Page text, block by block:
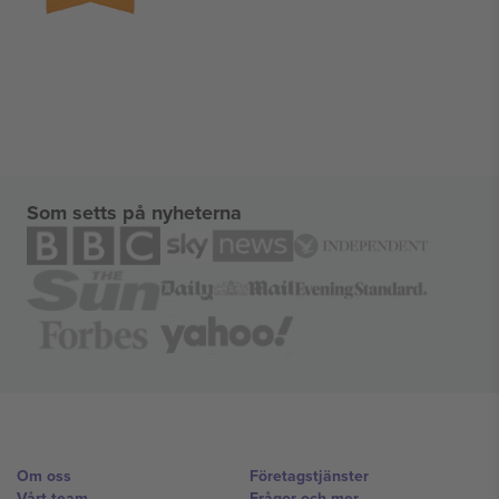
Som setts på nyheterna
Om oss
Företagstjänster